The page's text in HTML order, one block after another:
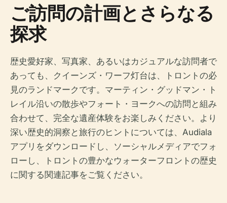
ご訪問の計画とさらなる
探求
歴史愛好家、写真家、あるいはカジュアルな訪問者で
あっても、クイーンズ・ワーフ灯台は、トロントの必
見のランドマークです。マーティン・グッドマン・ト
レイル沿いの散歩やフォート・ヨークへの訪問と組み
合わせて、完全な遺産体験をお楽しみください。より
深い歴史的洞察と旅行のヒントについては、Audiala
アプリをダウンロードし、ソーシャルメディアでフォ
ローし、トロントの豊かなウォーターフロントの歴史
に関する関連記事をご覧ください。